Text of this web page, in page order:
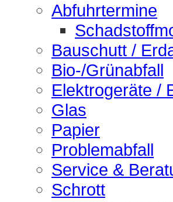
Abfuhrtermine
Bauschutt /
Bio-/Grünabfall
Elektrogeräte /
Glas
Papier
Problemabfall
Service &
Schrott